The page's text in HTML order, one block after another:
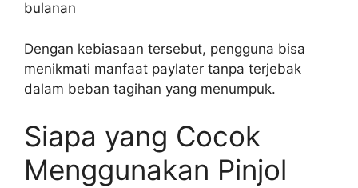
bulanan
Dengan kebiasaan tersebut, pengguna bisa
menikmati manfaat paylater tanpa terjebak
dalam beban tagihan yang menumpuk.
Siapa yang Cocok
Menggunakan Pinjol